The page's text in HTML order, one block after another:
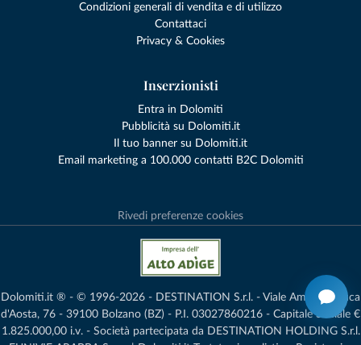
Condizioni generali di vendita e di utilizzo
Contattaci
Privacy & Cookies
Inserzionisti
Entra in Dolomiti
Pubblicità su Dolomiti.it
Il tuo banner su Dolomiti.it
Email marketing a 100.000 contatti B2C Dolomiti
Rivedi preferenze cookies
Dolomiti.it ® - © 1996-2026 - DESTINATION S.r.l. - Viale Amedeo Duca
d'Aosta, 76 - 39100 Bolzano (BZ) - P.I. 03027860216 - Capitale Sociale €
1.825.000,00 i.v. - Società partecipata da DESTINATION HOLDING S.r.l.